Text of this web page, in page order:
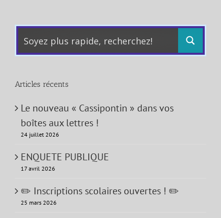
Articles récents
Le nouveau « Cassipontin » dans vos
boîtes aux lettres !
24 juillet 2026
ENQUETE PUBLIQUE
17 avril 2026
✏️ Inscriptions scolaires ouvertes ! ✏️
25 mars 2026